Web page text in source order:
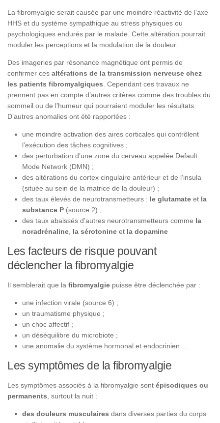
La fibromyalgie serait causée par une moindre réactivité de l’axe
HHS et du système sympathique au stress physiques ou
psychologiques endurés par le malade. Cette altération pourrait
moduler les perceptions et la modulation de la douleur.
Des imageries par résonance magnétique ont permis de
confirmer ces altérations de la transmission nerveuse chez
les patients fibromyalgiques . Cependant ces travaux ne
prennent pas en compte d’autres critères comme des troubles du
sommeil ou de l’humeur qui pourraient moduler les résultats.
D’autres anomalies ont été rapportées :
une moindre activation des aires corticales qui contrôlent
l’exécution des tâches cognitives ;
des perturbation d’une zone du cerveau appelée Default
Mode Network (DMN) ;
des altérations du cortex cingulaire antérieur et de l’insula
(située au sein de la matrice de la douleur) ;
des taux élevés de neurotransmetteurs : le glutamate et la
substance P (source 2) ;
des taux abaissés d’autres neurotransmetteurs comme la
noradrénaline, la sérotonine et la dopamine
Les facteurs de risque pouvant
déclencher la fibromyalgie
Il semblerait que la fibromyalgie puisse être déclenchée par :
une infection virale (source 6) ;
un traumatisme physique ;
un choc affectif ;
un déséquilibre du microbiote ;
une anomalie du système hormonal et endocrinien…
Les symptômes de la fibromyalgie
Les symptômes associés à la fibromyalgie sont épisodiques ou
permanents, surtout la nuit :
des douleurs musculaires dans diverses parties du corps